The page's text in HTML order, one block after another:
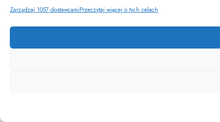
Zarządzaj 1057 dostawcamiPrzeczytaj więcej o tych celach